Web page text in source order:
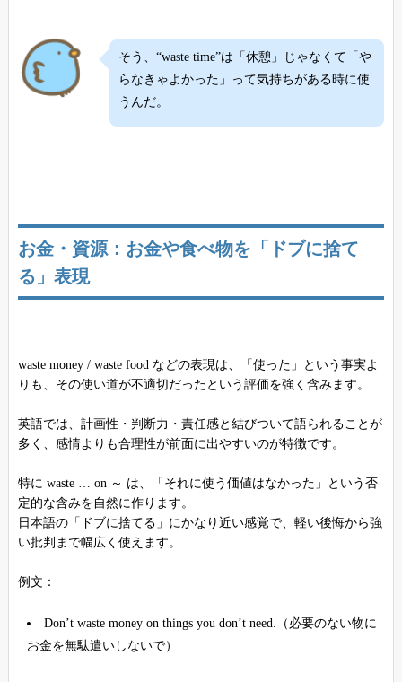
そう、“waste time”は「休憩」じゃなくて「や
らなきゃよかった」って気持ちがある時に使
うんだ。
お金・資源：お金や食べ物を「ドブに捨て
る」表現
waste money / waste food などの表現は、「使った」という事実よ
りも、その使い道が不適切だったという評価を強く含みます。
英語では、計画性・判断力・責任感と結びついて語られることが
多く、感情よりも合理性が前面に出やすいのが特徴です。
特に waste … on ～ は、「それに使う価値はなかった」という否
定的な含みを自然に作ります。
日本語の「ドブに捨てる」にかなり近い感覚で、軽い後悔から強
い批判まで幅広く使えます。
例文：
Don’t waste money on things you don’t need.（必要のない物に
お金を無駄遣いしないで）